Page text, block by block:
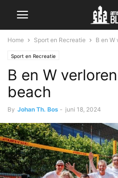
Home Sport en Recreatie B en W
Sport en Recreatie
B en W
beach
By Johan Th. Bos - juni 18, 2024